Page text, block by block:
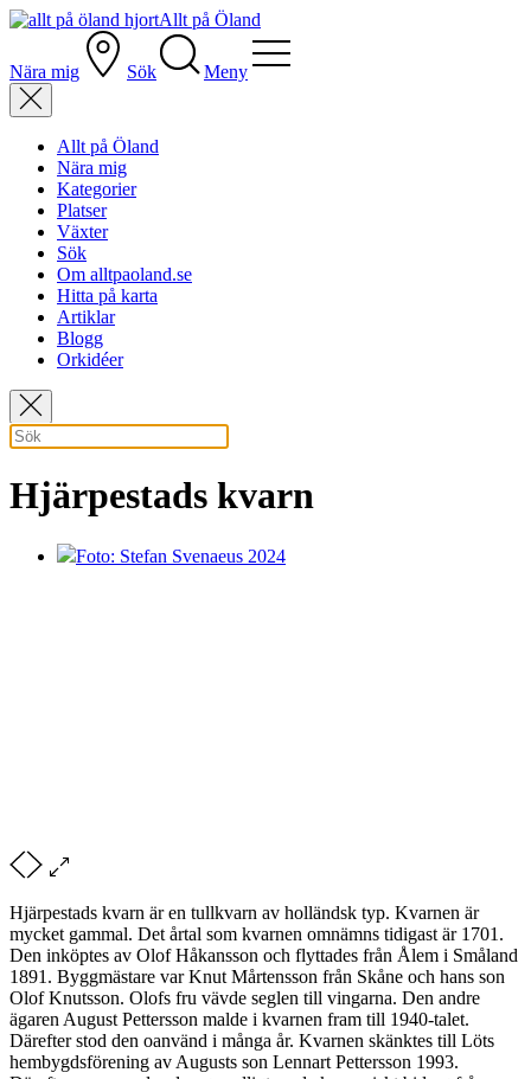
Allt på Öland
Nära mig Sök Meny
Allt på Öland
Nära mig
Kategorier
Platser
Växter
Sök
Om alltpaoland.se
Hitta på karta
Artiklar
Blogg
Orkidéer
Hjärpestads kvarn
Foto: Stefan Svenaeus 2024
Hjärpestads kvarn är en tullkvarn av holländsk typ. Kvarnen är
mycket gammal. Det årtal som kvarnen omnämns tidigast är 1701.
Den inköptes av Olof Håkansson och flyttades från Ålem i Småland
1891. Byggmästare var Knut Mårtensson från Skåne och hans son
Olof Knutsson. Olofs fru vävde seglen till vingarna. Den andre
ägaren August Pettersson malde i kvarnen fram till 1940-talet.
Därefter stod den oanvänd i många år. Kvarnen skänktes till Löts
hembygdsförening av Augusts son Lennart Pettersson 1993.